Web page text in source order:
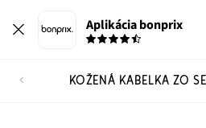
Aplikácia bonprix
KOŽENÁ KABELKA ZO